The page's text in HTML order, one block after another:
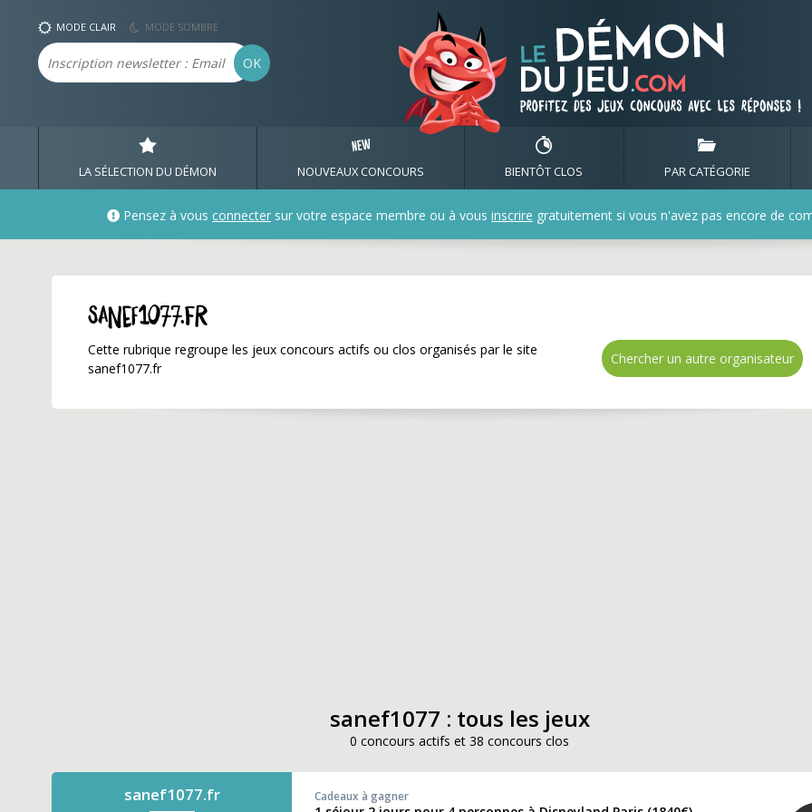
sanef1077.fr ✅ Gagnez de nombreux cadeaux
MODE CLAIR MODE SOMBRE
Email OK
LA SÉLECTION DU DÉMON NOUVEAUX CONCOURS BIENTÔT CLOS PAR CATÉGORIE
Pensez à vous connecter sur votre espace membre ou à vous inscrire gratuitement si vous n'avez pas encore de
sanef1077.fr
Cette rubrique regroupe les jeux concours actifs ou clos organisés par le site
sanef1077.fr
Chercher un autre organisateur
sanef1077 : tous les jeux
0 concours actifs et 38 concours clos
sanef1077.fr Cadeaux à gagner